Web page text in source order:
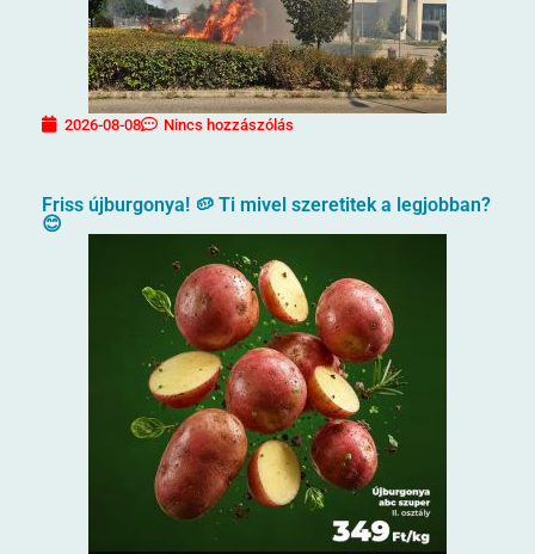
2026-08-08 Nincs hozzászólás
Friss újburgonya! 🥔 Ti mivel szeretitek a legjobban?
😊